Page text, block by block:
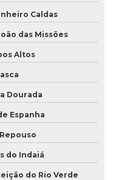
Caldas
das Missões
Altos
Dourada
Espanha
do Indaiá
do Rio Verde